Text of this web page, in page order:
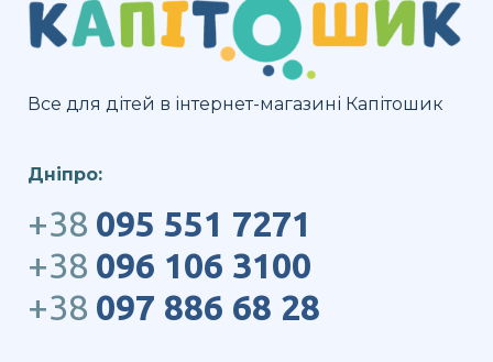
Все для дітей в інтернет-магазині Капітошик
Дніпро:
+38 095 551 7271
+38 096 106 3100
+38 097 886 68 28